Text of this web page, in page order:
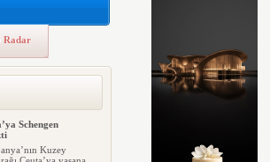
Radar
Schengen
Kuzey